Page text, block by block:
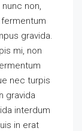
non,
gravida.
mi, non
nec turpis
gravida
interdum
in erat